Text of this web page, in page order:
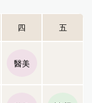
四 五
醫美